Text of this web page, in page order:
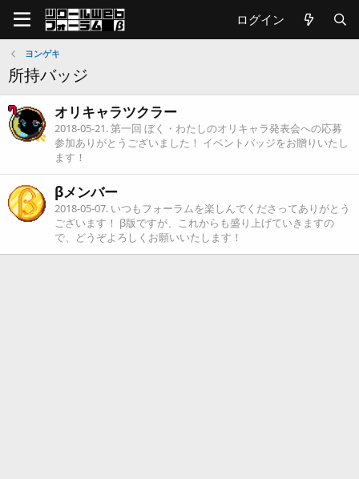
ログイン
ヨンゲキ
所持バッジ
オリキャラツクラー
2018-05-21. 第一回 ぼく・わたしのオリキャラ発表会への応募
参加ありがとうございました！ イベントバッジをお贈りいたし
ます！
βメンバー
2018-05-07. いつもフォーラムを楽しんでくださってありがとう
ございます！ β版ですが、これからも盛り上げていきますの
で、どうぞよろしくお願いいたします！